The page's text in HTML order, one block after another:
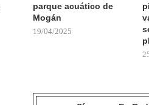
parque acuático de
Mogán
19/04/2025